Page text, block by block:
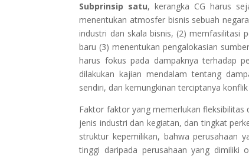
Subprinsip satu, kerangka CG harus
menentukan atmosfer bisnis sebuah
industri dan skala bisnis, (2) memfasilitasi
baru (3) menentukan pengalokasian
harus fokus pada dampaknya terhadap
dilakukan kajian mendalam tentang
sendiri, dan kemungkinan terciptanya
Faktor faktor yang memerlukan fleksibilitas
jenis industri dan kegiatan, dan tingkat
struktur kepemilikan, bahwa perusahaan
tinggi daripada perusahaan yang dimiliki